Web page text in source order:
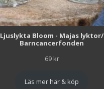
Ljuslykta Bloom - Majas lyktor/
Barncancerfonden
69 kr
Läs mer här & köp